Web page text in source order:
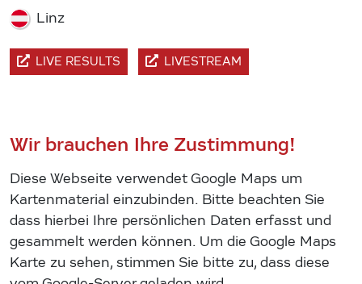
Linz
LIVE RESULTS LIVESTREAM
Wir brauchen Ihre Zustimmung!
Diese Webseite verwendet Google Maps um
Kartenmaterial einzubinden. Bitte beachten Sie
dass hierbei Ihre persönlichen Daten erfasst und
gesammelt werden können. Um die Google Maps
Karte zu sehen, stimmen Sie bitte zu, dass diese